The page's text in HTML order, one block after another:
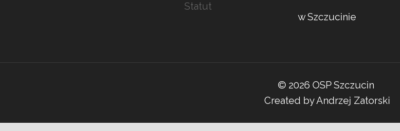
Statut
w Szczucinie
© 2026 OSP Szczucin
Created by Andrzej Zatorski